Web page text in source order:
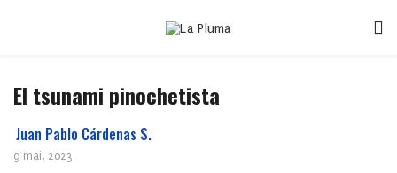
El tsunami pinochetista
Juan Pablo Cárdenas S.
9 mai, 2023